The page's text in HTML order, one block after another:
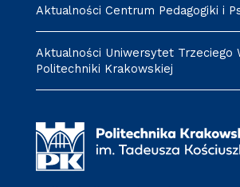
Aktualności Centrum Pedagogiki i
Aktualności Uniwersytet Trzeciego
Politechniki Krakowskiej